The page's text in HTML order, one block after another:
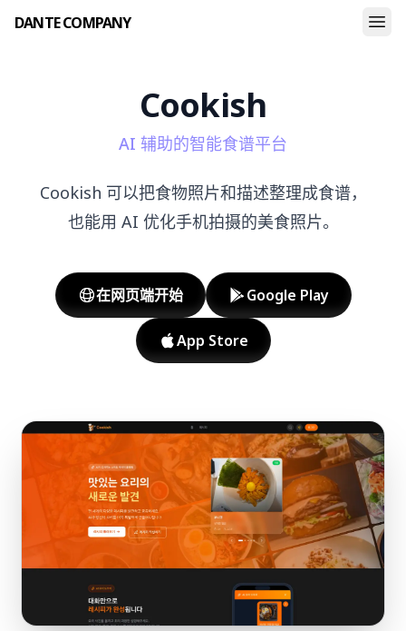
DANTE COMPANY
Cookish
AI 辅助的智能食谱平台
Cookish 可以把食物照片和描述整理成食谱，
也能用 AI 优化手机拍摄的美食照片。
在网页端开始 Google Play
App Store